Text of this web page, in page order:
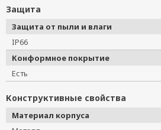
Защита
Защита от пыли и влаги
IP66
Конформное покрытие
Есть
Конструктивные свойства
Материал корпуса